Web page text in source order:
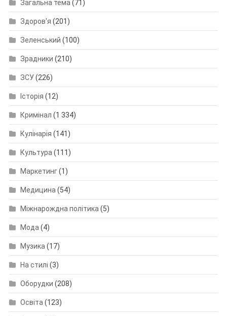
Загальна тема (71)
Здоров'я (201)
Зеленський (100)
Зрадники (210)
ЗСУ(226)
Історія (12)
Кримінал (1 334)
Кулінарія (141)
Культура (111)
Маркетинг(1)
Медицина (54)
Міжнарождна політика (5)
Мода (4)
Музика (17)
На стилі (3)
Оборудки (208)
Освіта (123)